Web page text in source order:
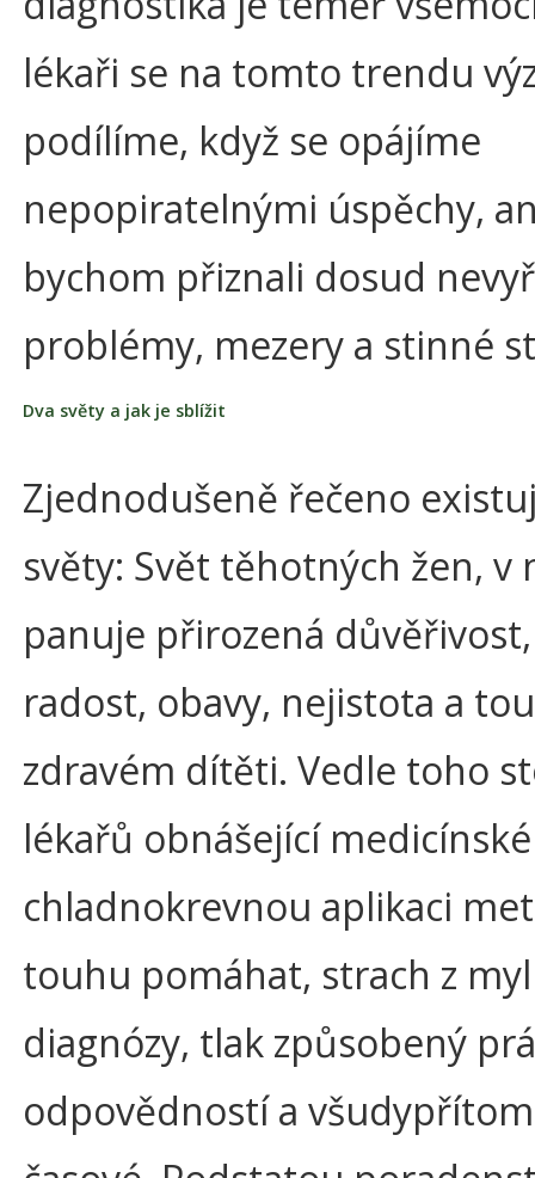
lékaři se na tomto trendu
podílíme, když se opájíme
nepopiratelnými úspěchy,
bychom přiznali dosud
problémy, mezery a stinné
Dva světy a jak je sblížit
Zjednodušeně řečeno
světy: Svět těhotných žen, v
panuje přirozená
radost, obavy, nejistota a
zdravém dítěti. Vedle toho
lékařů obnášející
chladnokrevnou aplikaci
touhu pomáhat, strach z
diagnózy, tlak způsobený
odpovědností a